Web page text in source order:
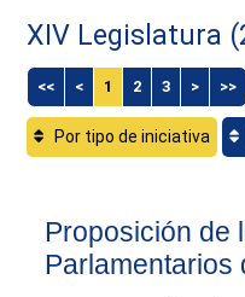
XIV Legislatura
<< < 1 2 3 > >>
Por tipo de iniciativa
Proposición de
Parlamentarios